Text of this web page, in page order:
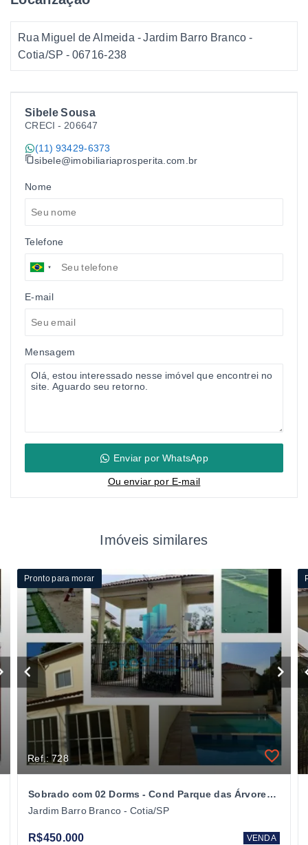
Sibele Sousa
CRECI - 206647
(11) 93429-6373
sibele@imobiliariaprosperita.com.br
Nome
Telefone
E-mail
Mensagem
Enviar por WhatsApp
Ou enviar por E-mail
Rua Miguel de Almeida - Jardim Barro Branco -
Cotia/SP - 06716-238
Imóveis similares
Pronto para morar
Ref.: 728
Sobrado com 02 Dorms - Cond Parque das Árvores - Barro Branco- Cotia/SP
Jardim Barro Branco - Cotia/SP
R$450.000 VENDA